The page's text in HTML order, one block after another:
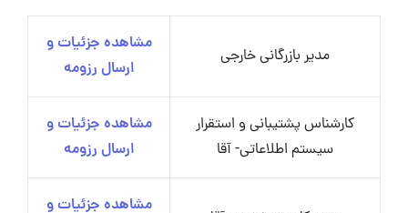
مدیر بازرگانی خارجی
مشاهده جزئیات و
ارسال رزومه
کارشناس پشتیبانی و استقرار
سیستم اطلاعاتی- آقا
مشاهده جزئیات و
ارسال رزومه
مشاهده جزئیات و